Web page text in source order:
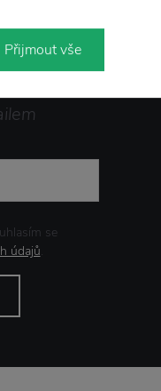
se
údajů.
Přijmout vše